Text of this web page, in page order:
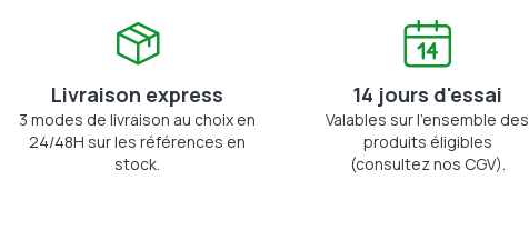
Livraison express
3 modes de livraison au choix en
24/48H sur les références en
stock.
14 jours d'essai
Valables sur l'ensemble des
produits éligibles
(consultez nos CGV).